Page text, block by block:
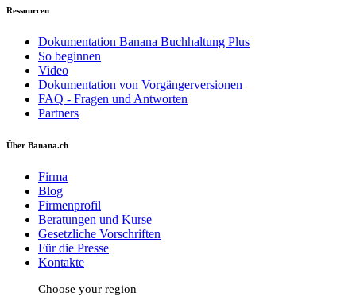
Ressourcen
Dokumentation Banana Buchhaltung Plus
So beginnen
Video
Dokumentation von Vorgängerversionen
FAQ - Fragen und Antworten
Partners
Über Banana.ch
Firma
Blog
Firmenprofil
Beratungen und Kurse
Gesetzliche Vorschriften
Für die Presse
Kontakte
Choose your region